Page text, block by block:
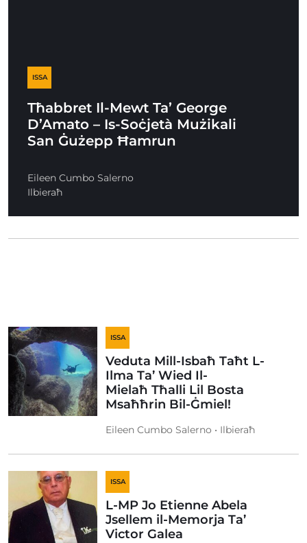
ISSA
Tħabbret Il-Mewt Ta’ George
D’Amato – Is-Soċjetà Mużikali
San Ġużepp Ħamrun
Eileen Cumbo Salerno
Ilbieraħ
ISSA
Veduta Mill-Isbaħ Taħt L-
Ilma Ta’ Wied Il-
Mielaħ Tħalli Lil Bosta
Msaħħrin Bil-Ġmiel!
Eileen Cumbo Salerno • Ilbieraħ
ISSA
L-MP Jo Etienne Abela
Jsellem il-Memorja Ta’
Victor Galea